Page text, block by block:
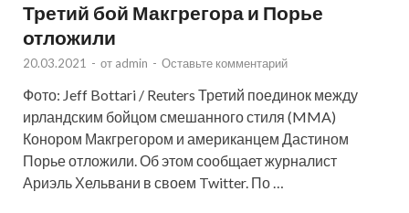
Третий бой Макгрегора и Порье
отложили
20.03.2021 - от admin - Оставьте комментарий
Фото: Jeff Bottari / Reuters Третий поединок между
ирландским бойцом смешанного стиля (MMA)
Конором Макгрегором и американцем Дастином
Порье отложили. Об этом сообщает журналист
Ариэль Хельвани в своем Twitter. По …